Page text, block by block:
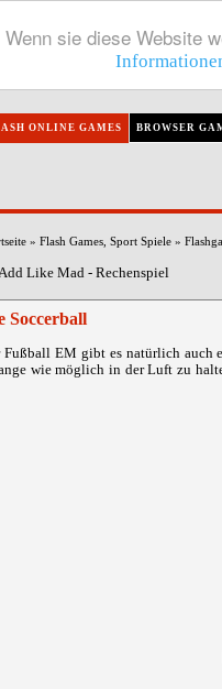
sie diese Website
ONLINE GAMES BROWSER
» Flash Games, Sport Spiele»
Like Mad - Rechenspiel
Soccerball
Fußball EM gibt es natürlich auch
wie möglich in der Luft zu